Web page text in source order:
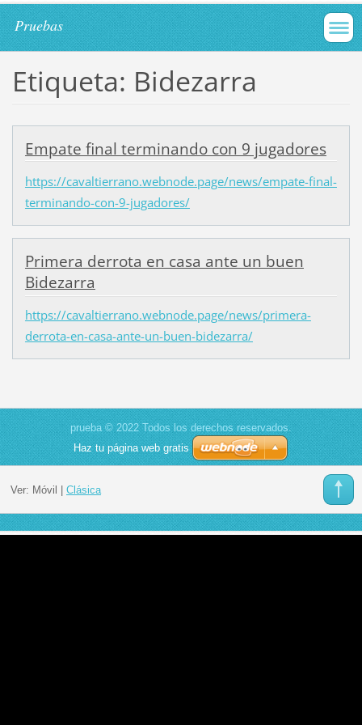
Pruebas
Etiqueta: Bidezarra
Empate final terminando con 9 jugadores
https://cavaltierrano.webnode.page/news/empate-final-
terminando-con-9-jugadores/
Primera derrota en casa ante un buen
Bidezarra
https://cavaltierrano.webnode.page/news/primera-
derrota-en-casa-ante-un-buen-bidezarra/
prueba © 2022 Todos los derechos reservados.
Haz tu página web gratis
Ver: Móvil Clásica